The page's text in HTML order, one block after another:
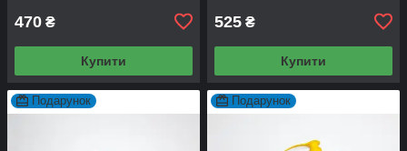
470 ₴
Купити
525 ₴
Купити
Подарунок Подарунок